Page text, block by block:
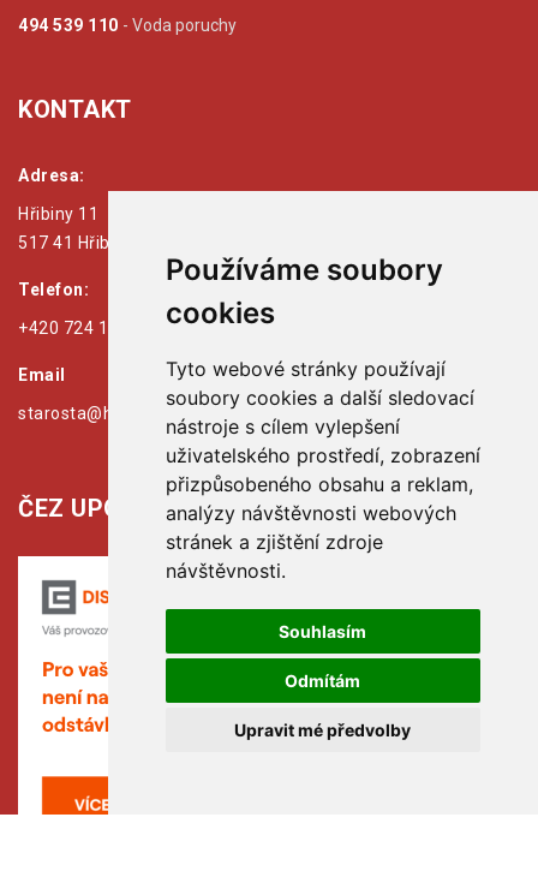
Používáme soubory
cookies
Tyto webové stránky používají
soubory cookies a další sledovací
nástroje s cílem vylepšení
uživatelského prostředí, zobrazení
přizpůsobeného obsahu a reklam,
analýzy návštěvnosti webových
stránek a zjištění zdroje
návštěvnosti.
Souhlasím
Odmítám
Upravit mé předvolby
494 539 110 - Voda poruchy
KONTAKT
Adresa:
Hřibiny 11
517 41 Hřibiny - Ledská
Telefon:
+420 724 179 125
Email
starosta@hribiny-ledska.cz
ČEZ UPOZORŇUJE: